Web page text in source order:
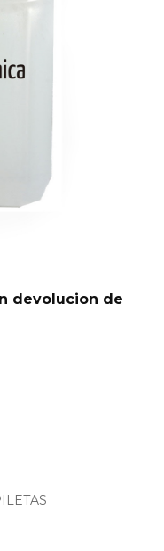
devolucion de